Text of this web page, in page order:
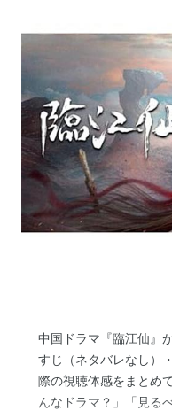
中国ドラマ『臨江仙』
すじ（ネタバレなし）
際の視聴体感をまとめ
んなドラマ？」「見る